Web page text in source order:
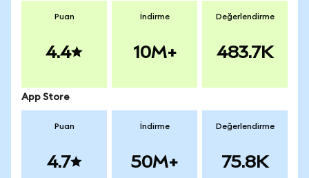
Puan
4.4
İndirme
10M+
Değerlendirme
483.7K
App Store
Puan
4.7
İndirme
50M+
Değerlendirme
75.8K